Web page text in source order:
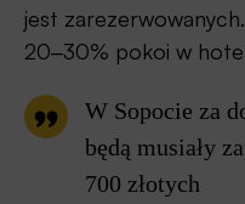
jest
20‒30% pokoi w
W Sopocie za
będą musiały
700 złotych